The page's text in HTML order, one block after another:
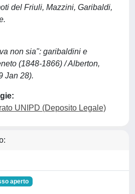
del Friuli, Mazzini, Garibaldi,
non sia": garibaldini e
(1848-1866) / Alberton,
Jan 28).
UNIPD (Deposito Legale)
aperto